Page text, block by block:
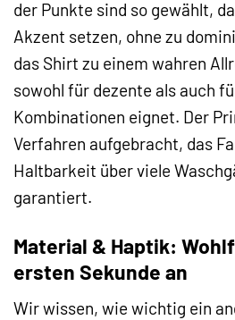
der Punkte sind so gewählt,
Akzent setzen, ohne zu
das Shirt zu einem wahren
sowohl für dezente als auch
Kombinationen eignet. Der
Verfahren aufgebracht, das
Haltbarkeit über viele
garantiert.
Material & Haptik:
ersten Sekunde an
Wir wissen, wie wichtig ein